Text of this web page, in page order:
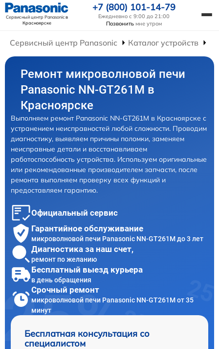
Сервисный центр Panasonicв
Красноярске
+7 (800) 101-14-79
Ежедневно с 9:00 до 21:00
Позвонить мне утром
Сервисный центр Panasonic Каталог устройств
Ремонт микроволновой печи
Panasonic NN-GT261M в
Красноярске
Выполняем ремонт Panasonic NN-GT261M в Красноярске с
устранением неисправностей любой сложности. Проводим
диагностику, выявляем причины поломки, заменяем
неисправные детали и восстанавливаем
работоспособность устройства. Используем оригинальные
или рекомендованные производителем запчасти, после
ремонта выполняем проверку всех функций и
предоставляем гарантию.
Официальный сервис
Гарантийное обслуживание
микроволновой печи Panasonic NN-GT261M до 3 лет
Диагностика за наш счет,
ремонт по желанию
Бесплатный выезд курьера
в день обращения
Срочный ремонт
микроволновой печи Panasonic NN-GT261M от 35
минут
Бесплатная консультация со
специалистом